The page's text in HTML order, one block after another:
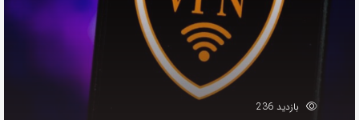
بازدید 236